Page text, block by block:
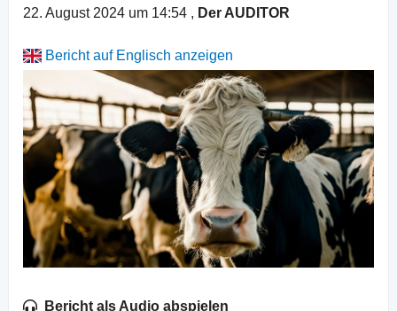
22. August 2024 um 14:54 , Der AUDITOR
Bericht auf Englisch anzeigen
Bericht als Audio abspielen